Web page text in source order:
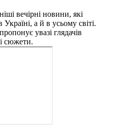
вечірні новини, які
а й в усьому світі.
увазі глядачів
сюжети.